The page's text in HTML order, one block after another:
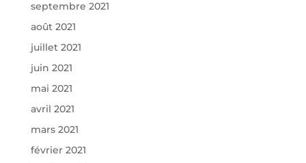
septembre 2021
août 2021
juillet 2021
juin 2021
mai 2021
avril 2021
mars 2021
février 2021